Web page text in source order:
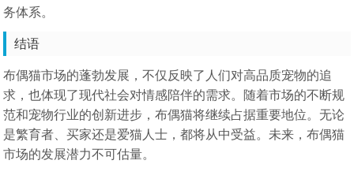
务体系。
结语
布偶猫市场的蓬勃发展，不仅反映了人们对高品质宠物的追
求，也体现了现代社会对情感陪伴的需求。随着市场的不断规
范和宠物行业的创新进步，布偶猫将继续占据重要地位。无论
是繁育者、买家还是爱猫人士，都将从中受益。未来，布偶猫
市场的发展潜力不可估量。